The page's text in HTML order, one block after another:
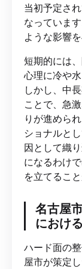
当初予定さ
なっていま
ような影響
短期的には
心理に冷や
しかし、中
ことで、急
りが進めら
ショナルと
因として織
になるわけ
を立てるこ
名古屋
におけ
ハード面の
屋市が策定